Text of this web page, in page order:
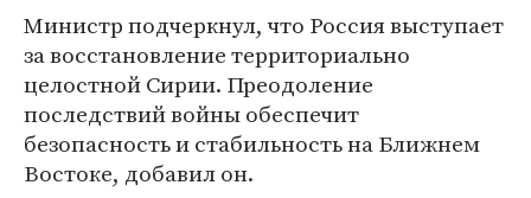
Министр подчеркнул, что Россия выступает
за восстановление территориально
целостной Сирии. Преодоление
последствий войны обеспечит
безопасность и стабильность на Ближнем
Востоке, добавил он.